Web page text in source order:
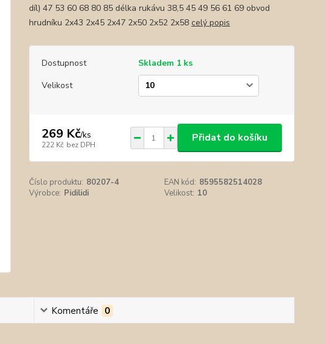
díl) 47 53 60 68 80 85 délka rukávu 38,5 45 49 56 61 69 obvod
hrudníku 2x43 2x45 2x47 2x50 2x52 2x58 celý popis
Dostupnost
Skladem 1 ks
Velikost
269 Kč/ks
222 Kč bez DPH
Přidat do košíku
Číslo produktu: 80207-4 EAN kód: 8595582514028
Výrobce: Pidilidi Velikost: 10
Komentáře 0